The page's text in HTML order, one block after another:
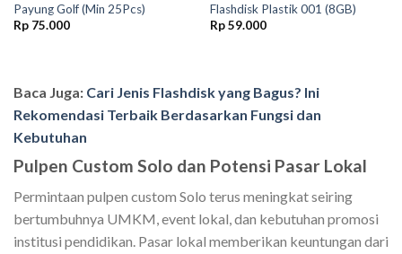
Payung Golf (Min 25Pcs)
Rp75.000
Flashdisk Plastik 001 (8GB)
Rp59.000
Baca Juga: Cari Jenis Flashdisk yang Bagus? Ini
Rekomendasi Terbaik Berdasarkan Fungsi dan
Kebutuhan
Pulpen Custom Solo dan Potensi Pasar Lokal
Permintaan pulpen custom Solo terus meningkat seiring
bertumbuhnya UMKM, event lokal, dan kebutuhan promosi
institusi pendidikan. Pasar lokal memberikan keuntungan dari